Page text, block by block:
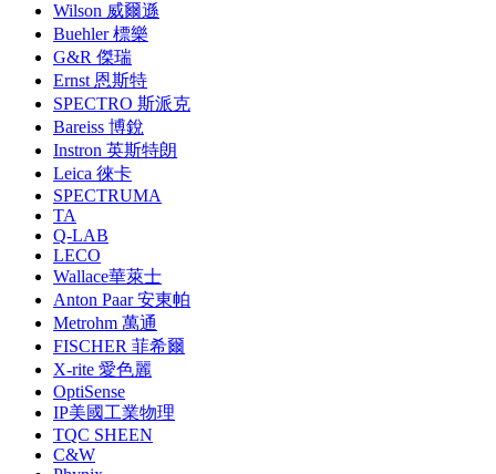
Wilson 威爾遜
Buehler 標樂
G&R 傑瑞
Ernst 恩斯特
SPECTRO 斯派克
Bareiss 博銳
Instron 英斯特朗
Leica 徠卡
SPECTRUMA
TA
Q-LAB
LECO
Wallace華萊士
Anton Paar 安東帕
Metrohm 萬通
FISCHER 菲希爾
X-rite 愛色麗
OptiSense
IP美國工業物理
TQC SHEEN
C&W